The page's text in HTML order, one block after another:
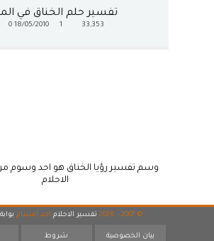
تفسير حلم الخناق في
33,353
18/05/2010
0
وسم تفسير رؤيا الخناق هو احد وسوم
الاحلام
© 2007 - 2026 تفسير الاحلام احد اقسام
بيان الخصوصية
شروط